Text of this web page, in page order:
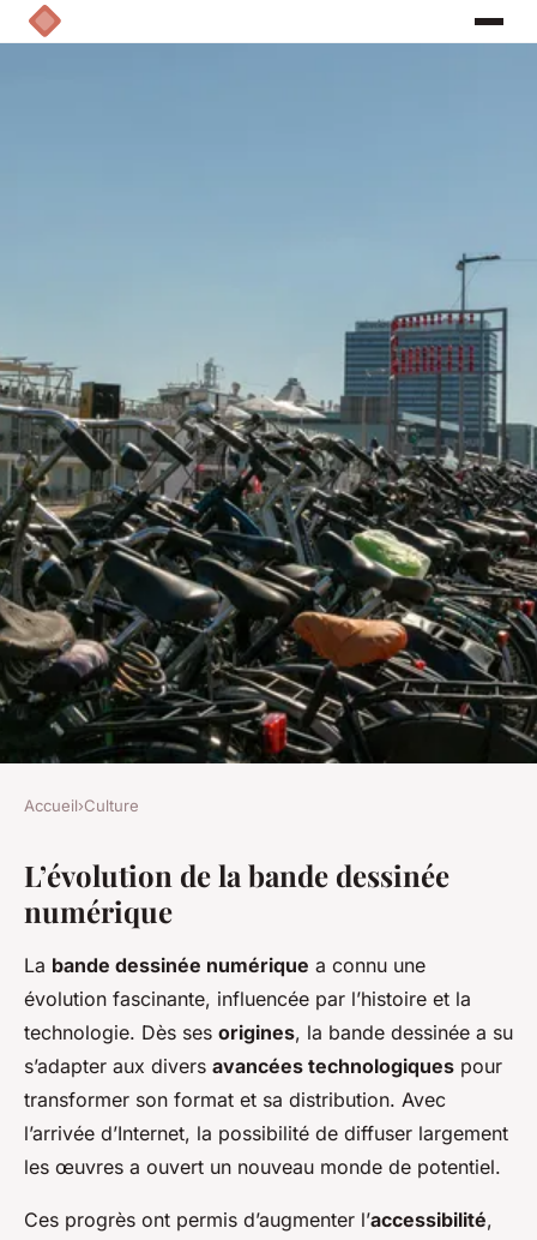
L'Ère Révolutionnaire de la
Bande Dessinée Numérique :
Plongée dans le Futur
Nathan • 21 février 2025 5 min de lecture
Accueil›Culture
L’évolution de la bande dessinée
numérique
La bande dessinée numérique a connu une
évolution fascinante, influencée par l’histoire et la
technologie. Dès ses origines, la bande dessinée a su
s’adapter aux divers avancées technologiques pour
transformer son format et sa distribution. Avec
l’arrivée d’Internet, la possibilité de diffuser largement
les œuvres a ouvert un nouveau monde de potentiel.
Ces progrès ont permis d’augmenter l’accessibilité,